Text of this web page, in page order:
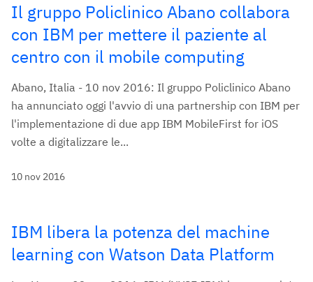
Il gruppo Policlinico Abano collabora
con IBM per mettere il paziente al
centro con il mobile computing
Abano, Italia - 10 nov 2016: Il gruppo Policlinico Abano
ha annunciato oggi l'avvio di una partnership con IBM per
l'implementazione di due app IBM MobileFirst for iOS
volte a digitalizzare le...
10 nov 2016
IBM libera la potenza del machine
learning con Watson Data Platform